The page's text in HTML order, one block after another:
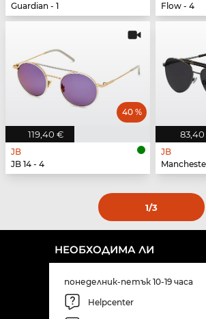
Guardian - 1
Flow - 4
119,40 €
40 %
JB
JB 14 - 4
JB
1/3
НЕОБХОДИМА ЛИ
понеделник-петък 10-19 часа
Helpcenter